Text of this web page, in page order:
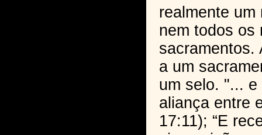
realmente
nem todos os
sacramentos.
a um
um selo. "...
aliança entre
17:11); “E